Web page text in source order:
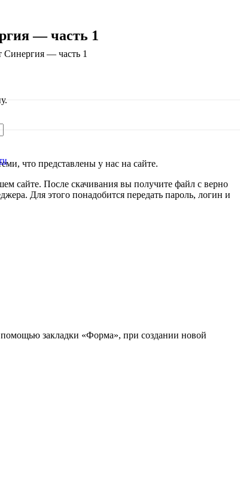
— часть 1
Синергия — часть 1
что представлены у нас на сайте.
сайте. После скачивания вы получите файл с верно
Для этого понадобится передать пароль, логин и
закладки «Форма», при создании новой